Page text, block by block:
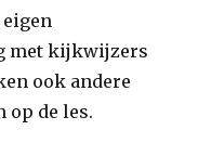
met kijkwijzers
ook andere
op de les.